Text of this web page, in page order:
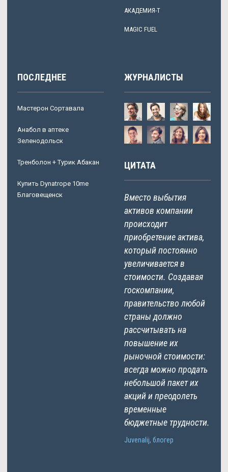
АКАДЕМИЯ-Т
MAGIC FUEL
ПОСЛЕДНЕЕ
Мастерон Сортавала
Анабол в аптеке
Зеленодольск
Тренболон + Турик Абакан
Купить Dynatrope 10me
Благовещенск
ЖУРНАЛИСТЫ
ЦИТАТА
Вместо выбытия
активов компании
происходит
приобретение актива,
который постоянно
увеличивается в
стоимости. Создавая
госкомпании,
правительство любой
страны должно
рассчитывать на
повышение их
рыночной стоимости:
всегда можно продать
небольшой пакет их
акций и преодолеть
временные
бюджетные трудности.
Juvenalij, блогер